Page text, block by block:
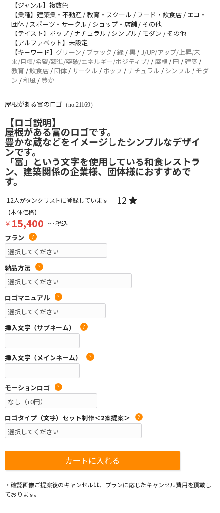
【ジャンル】複数色
【業種】建築業・不動産 / 教育・スクール / フード・飲食店 / エコ・
団体 / スポーツ・サークル / ショップ・店舗 / その他
【テイスト】ポップ / ナチュラル / シンプル / モダン / その他
【アルファベット】未設定
【キーワード】 グリーン / ブラック /緑 /黒 / J/UP/アップ/上昇/未
来/目標/希望/躍進/突破/エネルギー/ポジティブ/ / 屋根 /円 /建築 /
教育 /飲食店 /団体 / サークル / ポップ / ナチュラル / シンプル / モダ
ン /和風 / 豊か
屋根がある富のロゴ （no.21169）
【ロゴ説明】
屋根がある富のロゴです。
豊かな蔵などをイメージしたシンプルなデザイ
ンです。
「富」という文字を使用している和食レストラ
ン、建築関係の企業様、団体様におすすめで
す。
12人がタンクリストに登録しています 12
【本体価格】
￥ 15,400 ～ 税込
プラン
?
納品方法 ?
ロゴマニュアル ?
挿入文字（サブネーム） ?
挿入文字（メインネーム） ?
モーションロゴ ?
ロゴタイプ（文字）セット制作＜2案提案＞ ?
・確認画像ご提案後のキャンセルは、プランに応じたキャンセル費用を頂戴し
ております。